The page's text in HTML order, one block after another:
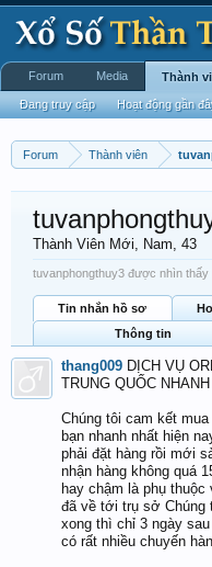
Forum Thành viên
Thành Viên Mới, Nam, 43
tuvanphongthuy3 được nhìn thấy
Tin nhắn hồ sơ
Thông tin
thang009 DỊCH VỤ
TRUNG QUỐC
Chúng tôi cam kết
bạn nhanh nhất hiện
phải đặt hàng rồi mới
nhận hàng không quá
hay chậm là phụ
đã về tới trụ sở Chúng
xong thì chỉ 3 ngày
có rất nhiều chuyến
Forum Media Thành
Đang truy cập Hoạt động gần